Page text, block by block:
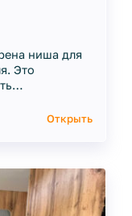
ниша для
Это
Открыть